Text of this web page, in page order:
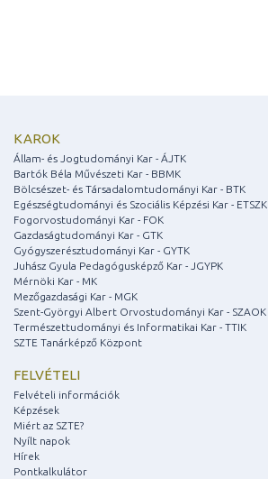
KAROK
Állam- és Jogtudományi Kar - ÁJTK
Bartók Béla Művészeti Kar - BBMK
Bölcsészet- és Társadalomtudományi Kar - BTK
Egészségtudományi és Szociális Képzési Kar - ETSZK
Fogorvostudományi Kar - FOK
Gazdaságtudományi Kar - GTK
Gyógyszerésztudományi Kar - GYTK
Juhász Gyula Pedagógusképző Kar - JGYPK
Mérnöki Kar - MK
Mezőgazdasági Kar - MGK
Szent-Györgyi Albert Orvostudományi Kar - SZAOK
Természettudományi és Informatikai Kar - TTIK
SZTE Tanárképző Központ
FELVÉTELI
Felvételi információk
Képzések
Miért az SZTE?
Nyílt napok
Hírek
Pontkalkulátor